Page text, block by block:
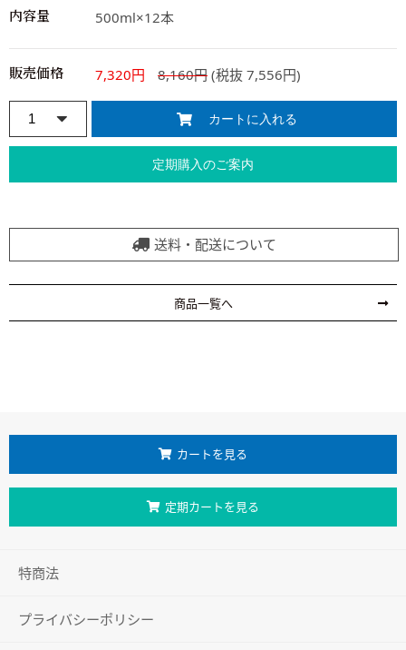
内容量 500ml×12本
販売価格 7,320円 8,160円 (税抜 7,556円)
送料・配送について
商品一覧へ
カートを見る
定期カートを見る
特商法
プライバシーポリシー